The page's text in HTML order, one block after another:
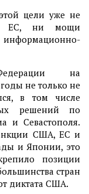
цели уже не
ЕС, ни мощи
на
не только не
в том числе
решений по
и Севастополя.
США, ЕС и
и Японии, это
позиции
стран
диктата США.